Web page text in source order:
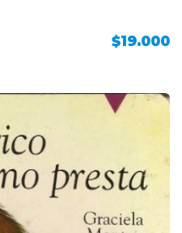
$19.000